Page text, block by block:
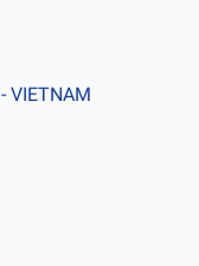
- VIETNAM